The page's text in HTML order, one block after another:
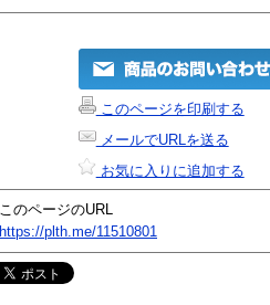
このページを印刷する
メールでURLを送る
お気に入りに追加する
このページのURL
https://plth.me/11510801